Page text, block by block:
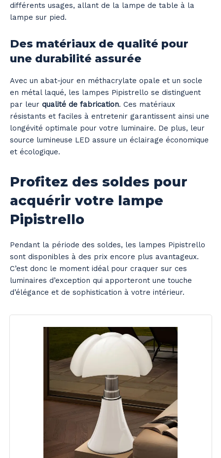
différents usages, allant de la lampe de table à la
lampe sur pied.
Des matériaux de qualité pour
une durabilité assurée
Avec un abat-jour en méthacrylate opale et un socle
en métal laqué, les lampes Pipistrello se distinguent
par leur qualité de fabrication. Ces matériaux
résistants et faciles à entretenir garantissent ainsi une
longévité optimale pour votre luminaire. De plus, leur
source lumineuse LED assure un éclairage économique
et écologique.
Profitez des soldes pour
acquérir votre lampe
Pipistrello
Pendant la période des soldes, les lampes Pipistrello
sont disponibles à des prix encore plus avantageux.
C’est donc le moment idéal pour craquer sur ces
luminaires d’exception qui apporteront une touche
d’élégance et de sophistication à votre intérieur.